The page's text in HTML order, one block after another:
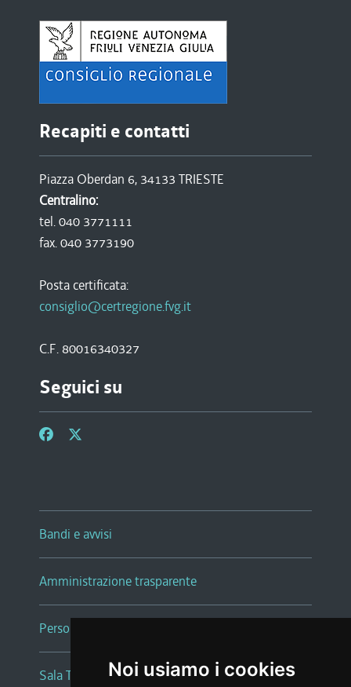
Noi usiamo i cookies
Recapiti e contatti
Piazza Oberdan 6, 34133 TRIESTE
Centralino:
tel. 040 3771111
fax. 040 3773190
Posta certificata:
consiglio@certregione.fvg.it
C.F. 80016340327
Seguici su
Bandi e avvisi
Amministrazione trasparente
Persone e Uffici
Sala Tiziano Tessitori